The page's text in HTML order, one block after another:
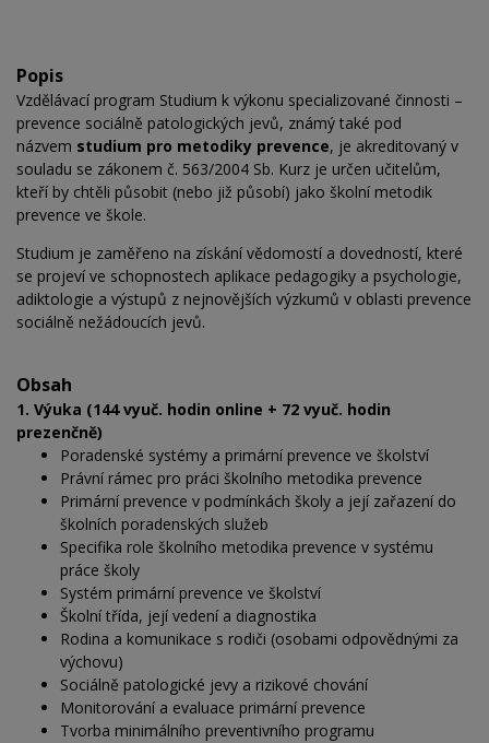
Popis
Vzdělávací program Studium k výkonu specializované činnosti –
prevence sociálně patologických jevů, známý také pod
názvem studium pro metodiky prevence, je akreditovaný v
souladu se zákonem č. 563/2004 Sb. Kurz je určen učitelům,
kteří by chtěli působit (nebo již působí) jako školní metodik
prevence ve škole.
Studium je zaměřeno na získání vědomostí a dovedností, které
se projeví ve schopnostech aplikace pedagogiky a psychologie,
adiktologie a výstupů z nejnovějších výzkumů v oblasti prevence
sociálně nežádoucích jevů.
Obsah
1. Výuka (144 vyuč. hodin online + 72 vyuč. hodin
prezenčně)
Poradenské systémy a primární prevence ve školství
Právní rámec pro práci školního metodika prevence
Primární prevence v podmínkách školy a její zařazení do
školních poradenských služeb
Specifika role školního metodika prevence v systému
práce školy
Systém primární prevence ve školství
Školní třída, její vedení a diagnostika
Rodina a komunikace s rodiči (osobami odpovědnými za
výchovu)
Sociálně patologické jevy a rizikové chování
Monitorování a evaluace primární prevence
Tvorba minimálního preventivního programu